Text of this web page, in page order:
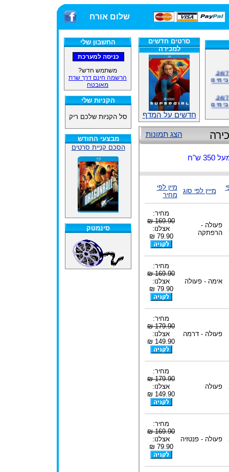
שלום אורח
החשבון שלי
משתמש חדש?
הרשמה חינם דרך שרת
מאובטח
הקניות שלי
סל הקניות שלכם ריק
מבצעי החודש
הסכם קניית סרטים
סינמטק
סרטים חדשים
למכירה
חדשים על המדף
הצג תמונות
ש"ח
מייין לפי סוג
מיין לפי
מחיר
פעולה -
הרפתקה
מחיר:
169.90 ₪
אצלנו:
79.90 ₪
אימה - פעולה
מחיר:
169.90 ₪
אצלנו:
79.90 ₪
פעולה - דרמה
מחיר:
179.90 ₪
אצלנו:
149.90 ₪
פעולה
מחיר:
179.90 ₪
אצלנו:
149.90 ₪
פעולה - פנטזיה
מחיר:
169.90 ₪
אצלנו:
79.90 ₪